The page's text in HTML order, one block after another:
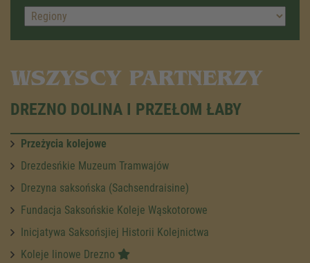
WSZYSCY PARTNERZY
DREZNO DOLINA I PRZEŁOM ŁABY
Przeżycia kolejowe
Drezdesńkie Muzeum Tramwajów
Drezyna saksońska (Sachsendraisine)
Fundacja Saksońskie Koleje Wąskotorowe
Inicjatywa Saksońsjiej Historii Kolejnictwa
Koleje linowe Drezno